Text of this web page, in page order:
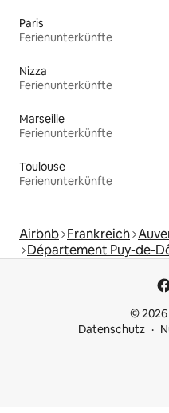
Paris
Ferienunterkünfte
Nizza
Ferienunterkünfte
Marseille
Ferienunterkünfte
Toulouse
Ferienunterkünfte
Airbnb Frankreich
Département Puy-de-
© 2026
Datenschutz